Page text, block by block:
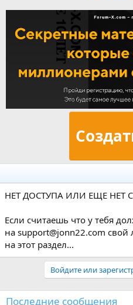
НЕТ ДОСТУПА ИЛИ ЕЩЕ
Если считаешь что у тебя
на support@jonn22.com
на этот раздел...
Войдите или
Последние сообщения